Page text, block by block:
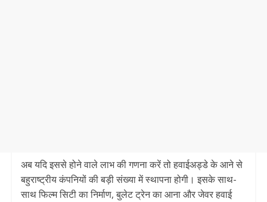
अब यदि इससे होने वाले लाभ की गणना करें तो हवाईअड्डे के आने से
बहुराष्ट्रीय कंपनियों की बड़ी संख्या में स्थापना होगी। इसके साथ-
साथ फिल्म सिटी का निर्माण, बुलेट ट्रेन का आना और जेवर हवाई